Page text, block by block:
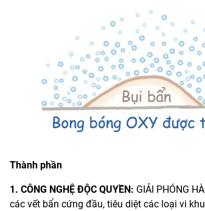
Thành phần
1. CÔNG NGHỆ ĐỘC QUYỀN: GIẢI PHÓNG
các vết bẩn cứng đầu, tiêu diệt các loại vi